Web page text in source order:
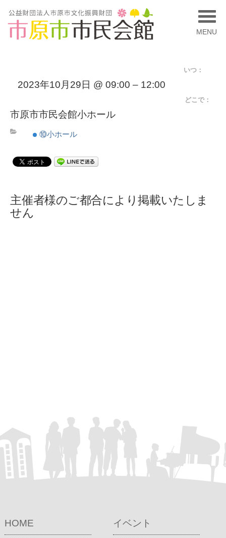
MENU
いつ：
2023年10月29日 @ 09:00 – 12:00
どこで：
市原市市民会館小ホール
⑩小ホール
主催者様のご都合により掲載いたしま
せん
HOME イベント